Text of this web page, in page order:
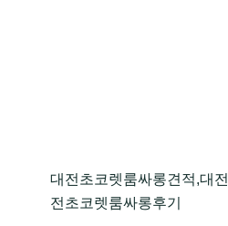
대전초코렛룸싸롱견적,대
전초코렛룸싸롱후기